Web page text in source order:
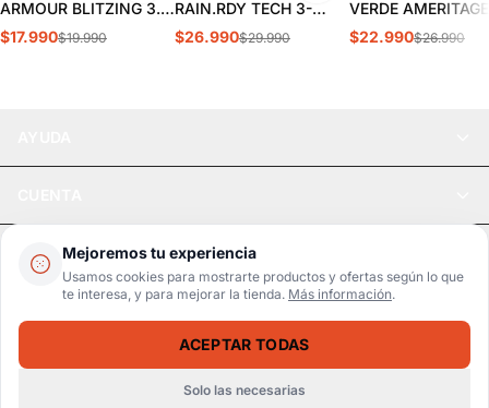
Mejoremos tu experiencia
Usamos cookies para mostrarte productos y ofertas según lo que
te interesa, y para mejorar la tienda. Más información.
ACEPTAR TODAS
Solo las necesarias
ARMOUR BLITZING 3.0
| 1305036-001
$17.990$19.990
RAIN.RDY TECH 3-
PANEL CAP | IK6063
$26.990$29.990
VERDE AMERITAGE
DAD HAT CH2006
$22.990$26.990
GORRO CHAMPION AJUSTABLE BLANCO ADULTO CH2007
LEGAL
Pago seguro SSL / Datos protegidos
Realsport © 2026
WebPay MercadoPago Tarjetas